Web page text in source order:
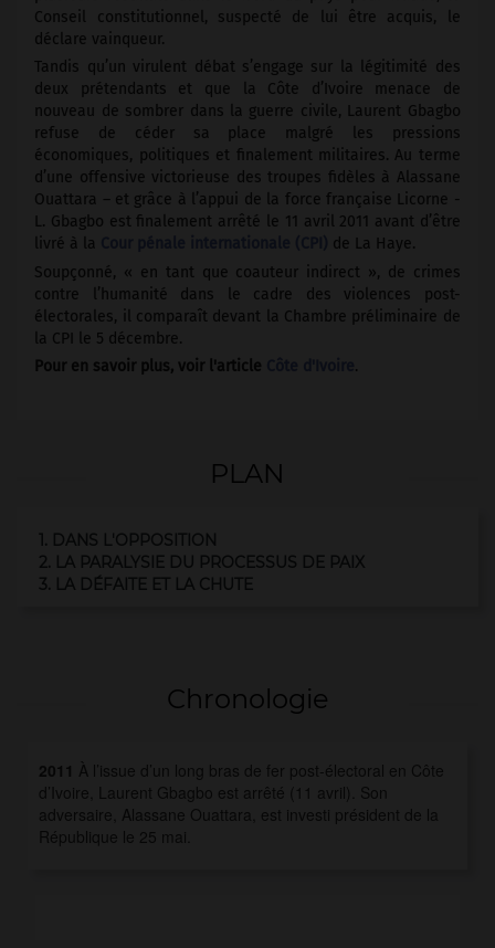
Conseil constitutionnel, suspecté de lui être acquis, le
déclare vainqueur.
Tandis qu’un virulent débat s’engage sur la légitimité des
deux prétendants et que la Côte d’Ivoire menace de
nouveau de sombrer dans la guerre civile, Laurent Gbagbo
refuse de céder sa place malgré les pressions
économiques, politiques et finalement militaires. Au terme
d’une offensive victorieuse des troupes fidèles à Alassane
Ouattara – et grâce à l’appui de la force française Licorne -
L. Gbagbo est finalement arrêté le 11 avril 2011 avant d’être
livré à la
de La Haye.
Soupçonné, « en tant que coauteur indirect », de crimes
contre l’humanité dans le cadre des violences post-
électorales, il comparaît devant la Chambre préliminaire de
la CPI le 5 décembre.
Pour en savoir plus, voir l'article
.
PLAN
1. DANS L'OPPOSITION
2. LA PARALYSIE DU PROCESSUS DE PAIX
3. LA DÉFAITE ET LA CHUTE
Chronologie
2011 À l’issue d’un long bras de fer post-électoral en Côte
d’Ivoire, Laurent Gbagbo est arrêté (11 avril). Son
adversaire, Alassane Ouattara, est investi président de la
République le 25 mai.